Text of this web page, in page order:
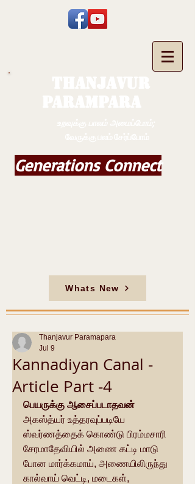
Generations Connect
Whats New
Kannadiyan Canal -
Article Part -4
Thanjavur Paramapara
Jul 9
பெயருக்கு ஆசைப்படாதவன்
அகஸ்த்யர் உத்தரவுப்படியே
ஸ்வர்ணத்தைக் கொண்டு பிரம்மசாரி
சேரமாதேவியில் அணை கட்டி மாடு
போன மார்க்கமாய், அணையிலிருந்து
கால்வாய் வெட்டி, மடைகள்,